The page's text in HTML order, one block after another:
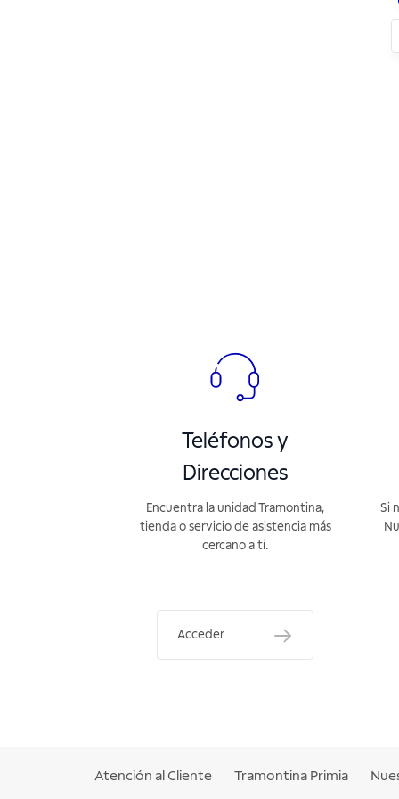
Teléfonos y
Direcciones
Encuentra la unidad Tramontina,
tienda o servicio de asistencia más
cercano a ti.
Acceder
Si
Atención al Cliente Tramontina Primia